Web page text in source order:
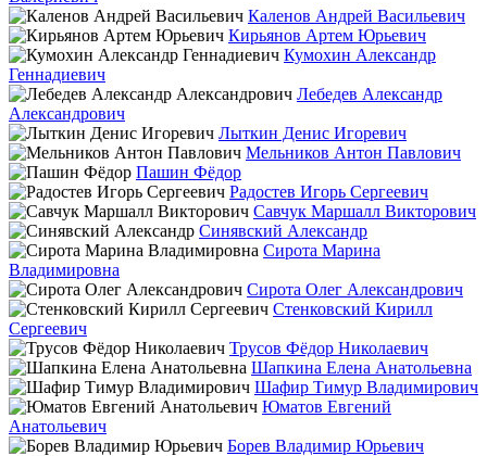
Каленов Андрей Васильевич
Кирьянов Артем Юрьевич
Кумохин Александр
Геннадиевич
Лебедев Александр
Александрович
Лыткин Денис Игоревич
Мельников Антон Павлович
Пашин Фёдор
Радостев Игорь Сергеевич
Савчук Маршалл Викторович
Синявский Александр
Сирота Марина
Владимировна
Сирота Олег Александрович
Стенковский Кирилл
Сергеевич
Трусов Фёдор Николаевич
Шапкина Елена Анатольевна
Шафир Тимур Владимирович
Юматов Евгений
Анатольевич
Борев Владимир Юрьевич